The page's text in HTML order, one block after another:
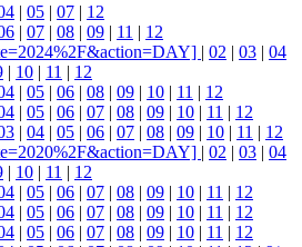
| 05 | 07 | 12
| 07 | 08 | 09 | 11 | 12
| 02 | 03 | 04
| 10 | 11 | 12
| 05 | 06 | 08 | 09 | 10 | 11 | 12
| 05 | 06 | 07 | 08 | 09 | 10 | 11 | 12
| 04 | 05 | 06 | 07 | 08 | 09 | 10 | 11 | 12
| 02 | 03 | 04
| 10 | 11 | 12
| 05 | 06 | 07 | 08 | 09 | 10 | 11 | 12
| 05 | 06 | 07 | 08 | 09 | 10 | 11 | 12
| 05 | 06 | 07 | 08 | 09 | 10 | 11 | 12